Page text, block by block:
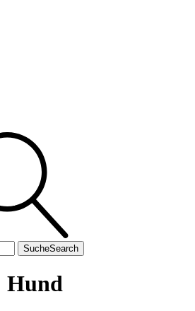
SucheSearch
Hund